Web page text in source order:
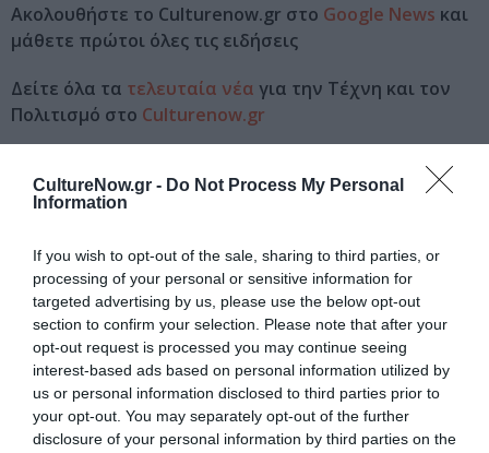
CultureNow.gr - Do Not Process My Personal
Information
If you wish to opt-out of the sale, sharing to third parties, or
processing of your personal or sensitive information for
targeted advertising by us, please use the below opt-out
section to confirm your selection. Please note that after your
opt-out request is processed you may continue seeing
interest-based ads based on personal information utilized by
us or personal information disclosed to third parties prior to
your opt-out. You may separately opt-out of the further
disclosure of your personal information by third parties on the
Ακολουθήστε το Culturenow.gr στο Google News και
μάθετε πρώτοι όλες τις ειδήσεις
Δείτε όλα τα τελευταία νέα για την Τέχνη και τον
Πολιτισμό στο Culturenow.gr
ΕΚΔΟΣΕΙΣ ΜΕΤΑΙΧΜΙΟ
Newsletter
Κάθε βδομάδα στο e-mail σας τα τελευταία νέα για
την Τέχνη και τον Πολιτισμό!